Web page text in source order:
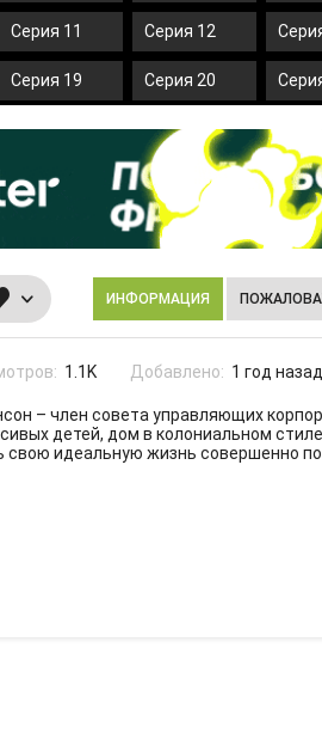
Серия 11 Серия 12
Серия 19 Серия 20
ИНФОРМАЦИЯ
1.1K Добавлено: 1 год назад
– член совета управляющих
детей, дом в колониальном
идеальную жизнь совершенно по-